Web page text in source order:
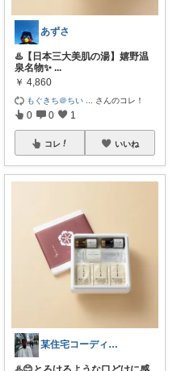
あずさ
♨️【日本三大美肌の湯】嬉野温
泉名物✨ ...
￥ 4,860
もぐきち＠ちい さんのコレ！
0 0 1
コレ いいね
某住宅コーディネーター🏠の一押し品